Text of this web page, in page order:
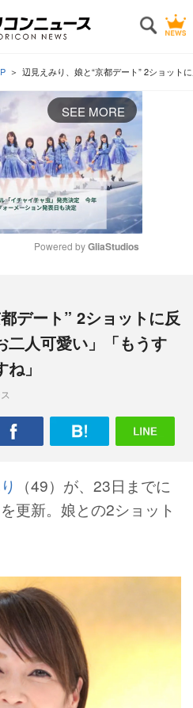
辺見えみり、娘と“京都デート” 2ショット
SEE MORE
e
Powered by GliaStudios
デート” 2ショットに反
二人可愛い」「もうす
」
（49）が、23日までに
更新。娘との2ショット